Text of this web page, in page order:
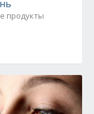
продукты